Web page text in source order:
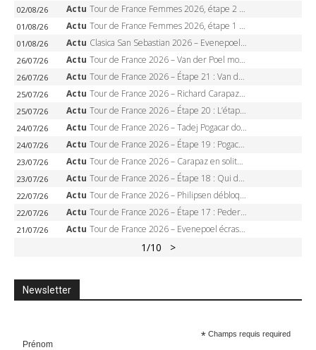
02/08/26 Actu Tour de France Femmes 2026, étape 2 – Lorena Wiebes doublé à Genève, Markus héroïque, 7e record
01/08/26 Actu Tour de France Femmes 2026, étape 1 – Lorena Wiebes intouchable à Lausanne, premier maillot jaune
01/08/26 Actu Clasica San Sebastian 2026 – Evenepoel recordman, 4e victoire, Carapaz battu au sprint
26/07/26 Actu Tour de France 2026 – Van der Poel monumental à Paris, Pogacar égale le record des cinq sacres
26/07/26 Actu Tour de France 2026 – Étape 21 : Van der Poel, Pogacar, qui succédera à Wout van Aert sur les Champs-Elysées ?
25/07/26 Actu Tour de France 2026 – Richard Carapaz roi des Alpes, doublé et maillot à pois, Seixas perd le podium
25/07/26 Actu Tour de France 2026 – Étape 20 : L’étape reine, Galibier, Sarenne, Alpe d’Huez, qui succédera à Pogacar ?
24/07/26 Actu Tour de France 2026 – Tadej Pogacar dompte l’Alpe d’Huez, 5e victoire, record de Pantani pulvérisé
24/07/26 Actu Tour de France 2026 – Étape 19 : Pogacar peut-il enfin dompter l’Alpe d’Huez ?
23/07/26 Actu Tour de France 2026 – Carapaz en solitaire à Orcières-Merlette, Paret-Peintre à un point du maillot à pois
23/07/26 Actu Tour de France 2026 – Étape 18 : Qui domptera Orcières-Merlette, première marche vers l’Alpe d’Huez ?
22/07/26 Actu Tour de France 2026 – Philipsen débloque son compteur à Voiron, Pedersen en danger pour le maillot vert
22/07/26 Actu Tour de France 2026 – Étape 17 : Pedersen peut-il verrouiller le maillot vert à Voiron ?
21/07/26 Actu Tour de France 2026 – Evenepoel écrase le chrono d’Évian, Seixas 4e, Lipowitz abandonne
1/10 >
Newsletter
* Champs requis required
Prénom